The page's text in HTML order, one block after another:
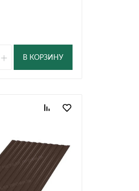
+ В КОРЗИНУ